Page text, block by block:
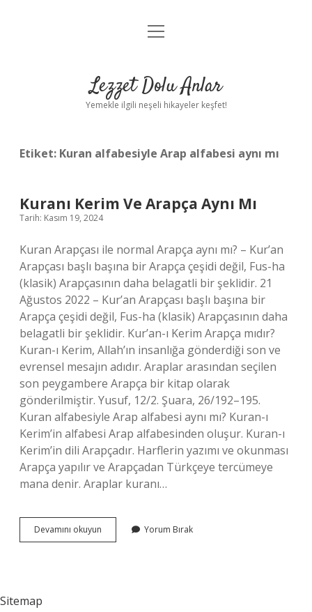
Anasayfa
Yasal Uyarı
menüyü
Lezzet Dolu Anlar
Yemekle ilgili neşeli hikayeler keşfet!
Etiket: Kuran alfabesiyle Arap alfabesi aynı mı
Kuranı Kerim Ve Arapça Aynı Mı
Tarih: Kasım 19, 2024
Kuran Arapçası ile normal Arapça aynı mı? – Kur’an
Arapçası başlı başına bir Arapça çeşidi değil, Fus-ha
(klasik) Arapçasının daha belagatli bir şeklidir. 21
Ağustos 2022 – Kur’an Arapçası başlı başına bir
Arapça çeşidi değil, Fus-ha (klasik) Arapçasının daha
belagatli bir şeklidir. Kur’an-ı Kerim Arapça mıdır?
Kuran-ı Kerim, Allah’ın insanlığa gönderdiği son ve
evrensel mesajın adıdır. Araplar arasından seçilen
son peygambere Arapça bir kitap olarak
gönderilmiştir. Yusuf, 12/2. Şuara, 26/192–195.
Kuran alfabesiyle Arap alfabesi aynı mı? Kuran-ı
Kerim’in alfabesi Arap alfabesinden oluşur. Kuran-ı
Kerim’in dili Arapçadır. Harflerin yazımı ve okunması
Arapça yapılır ve Arapçadan Türkçeye tercümeye
mana denir. Araplar kuranı…
Devamını okuyun
Kerim
Yorum Bırak
Sitemap